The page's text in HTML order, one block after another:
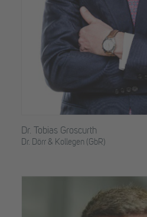
Dr. Tobias Groscurth
Dr. Dörr & Kollegen (GbR)